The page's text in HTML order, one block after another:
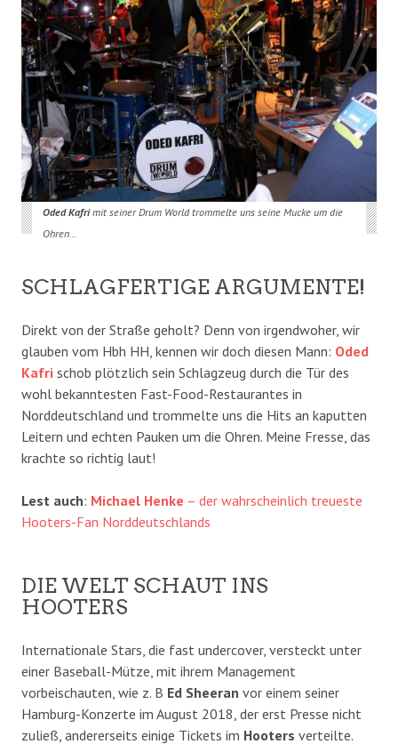
Oded Kafrimit seiner Drum World trommelte uns seine Mucke um die
Ohren…
SCHLAGFERTIGE ARGUMENTE!
Direkt von der Straße geholt? Denn von irgendwoher, wir
glauben vom Hbh HH, kennen wir doch diesen Mann: Oded
Kafri schob plötzlich sein Schlagzeug durch die Tür des
wohl bekanntesten Fast-Food-Restaurantes in
Norddeutschland und trommelte uns die Hits an kaputten
Leitern und echten Pauken um die Ohren. Meine Fresse, das
krachte so richtig laut!
Lest auch: Michael Henke – der wahrscheinlich treueste
Hooters-Fan Norddeutschlands
DIE WELT SCHAUT INS
HOOTERS
Internationale Stars, die fast undercover, versteckt unter
einer Baseball-Mütze, mit ihrem Management
vorbeischauten, wie z. B Ed Sheeran vor einem seiner
Hamburg-Konzerte im August 2018, der erst Presse nicht
zuließ, andererseits einige Tickets im Hooters verteilte.